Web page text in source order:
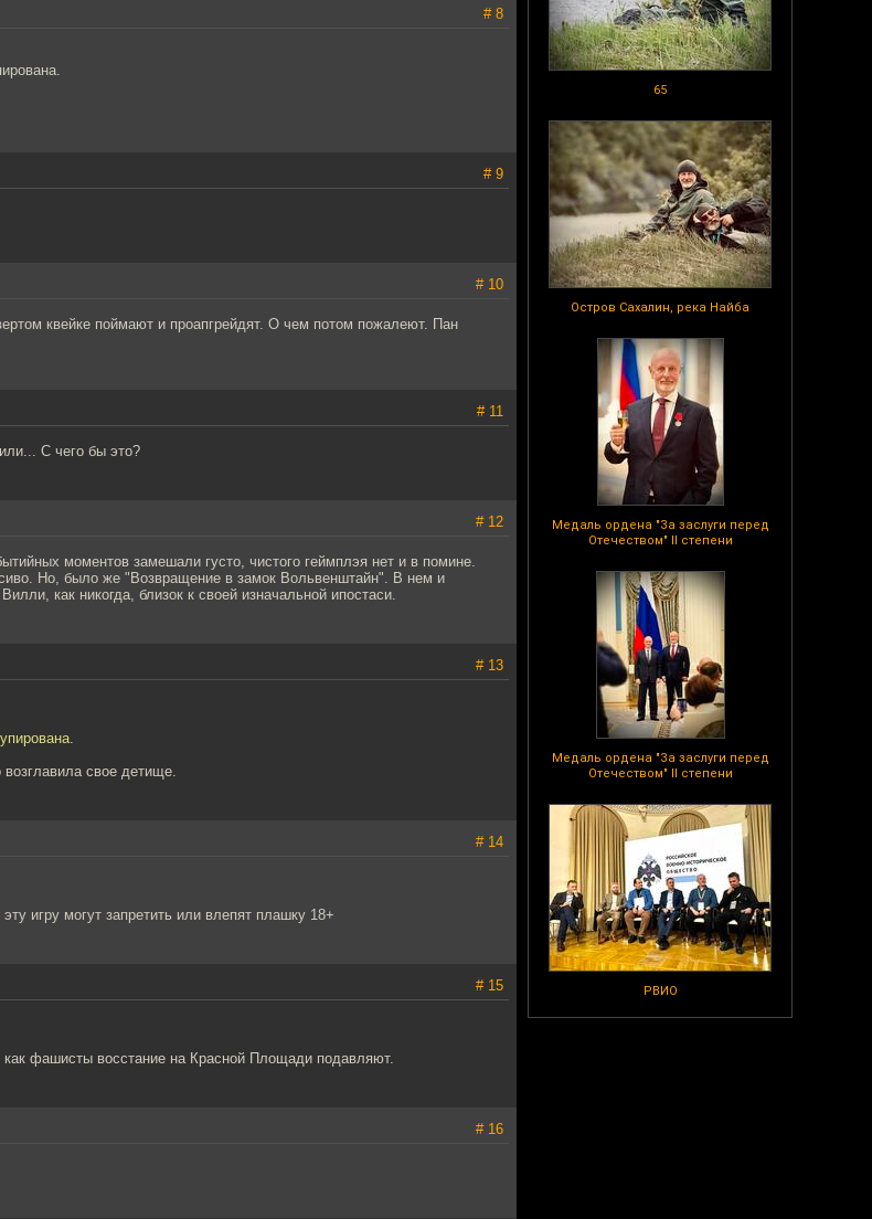
65
Остров Сахалин, река Найба
Медаль ордена "За заслуги перед
Отечеством" II степени
Медаль ордена "За заслуги перед
Отечеством" II степени
РВИО
# 8
# 9
# 10
квейке поймают и проапгрейдят. О чем потом пожалеют. Пан
# 11
С чего бы это?
# 12
моментов замешали густо, чистого геймплэя нет и в помине.
Но, было же "Возвращение в замок Вольвенштайн". В нем и
как никогда, близок к своей изначальной ипостаси.
# 13
возглавила свое детище.
# 14
игру могут запретить или влепят плашку 18+
# 15
фашисты восстание на Красной Площади подавляют.
# 16